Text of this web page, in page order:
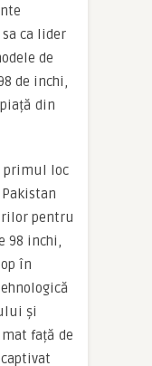
ca lider
de
de inchi,
din
primul loc
pentru
98 inchi,
în
și
față de